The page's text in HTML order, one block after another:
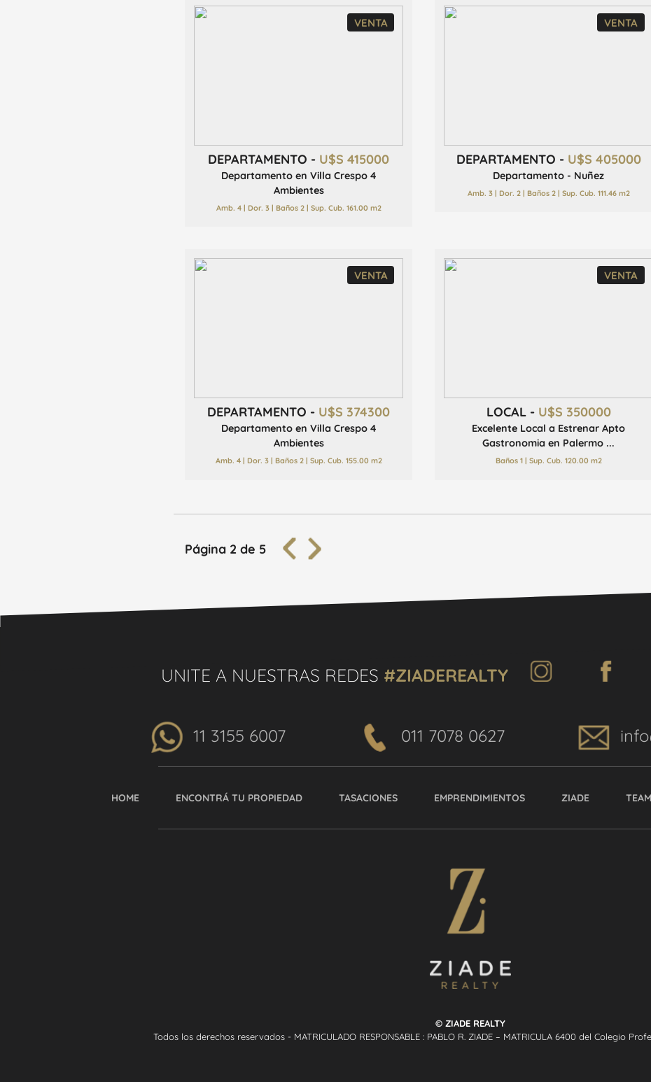
VENTA
DEPARTAMENTO - U$S 415000
Departamento en Villa Crespo 4
Ambientes
Amb. 4 | Dor. 3 | Baños 2 | Sup. Cub. 161.00 m2
VENTA
DEPARTAMENTO - U$S 405000
Departamento - Nuñez
Amb. 3 | Dor. 2 | Baños 2 | Sup. Cub. 111.46 m2
VENTA
DEPARTAMENTO - U$S 374300
Departamento en Villa Crespo 4
Ambientes
Amb. 4 | Dor. 3 | Baños 2 | Sup. Cub. 155.00 m2
VENTA
LOCAL - U$S 350000
Excelente Local a Estrenar Apto
Gastronomia en Palermo ...
Baños 1 | Sup. Cub. 120.00 m2
Página 2 de 5
UNITE A NUESTRAS REDES #ZIADEREALTY
11 3155 6007 011 7078 0627
HOME ENCONTRÁ TU PROPIEDAD TASACIONES EMPRENDIMIENTOS ZIADE TEAM
© ZIADE REALTY
Todos los derechos reservados - MATRICULADO RESPONSABLE : PABLO R. ZIADE – MATRICULA 6400 del Colegio